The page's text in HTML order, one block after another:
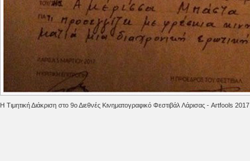
Η Τιμητική Διάκριση στο 9ο Διεθνές Κινηματογραφικό Φεστιβάλ Λάρισας - Artfools 2017